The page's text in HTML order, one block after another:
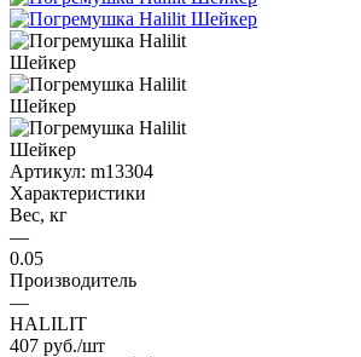
Артикул: m13304
Характеристики
Вес, кг
—
0.05
Производитель
—
HALILIT
407 руб./шт